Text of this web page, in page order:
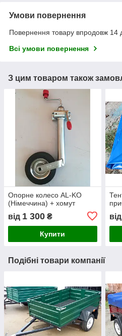
Умови повернення
Повернення товару впродовж 14
Всі умови повернення
З цим товаром також
Опорне колесо AL-KO
(Німеччина) + хомут
від 1 300 ₴
Купити
від
Подібні товари компанії